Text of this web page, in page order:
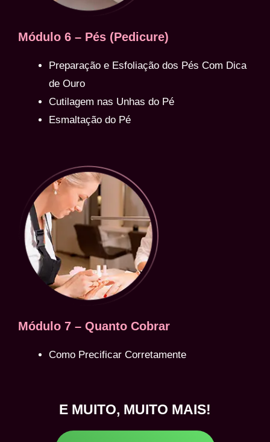
Módulo 6 – Pés (Pedicure)
Preparação e Esfoliação dos Pés Com Dica
de Ouro
Cutilagem nas Unhas do Pé
Esmaltação do Pé
Módulo 7 – Quanto Cobrar
Como Precificar Corretamente
E MUITO, MUITO MAIS!